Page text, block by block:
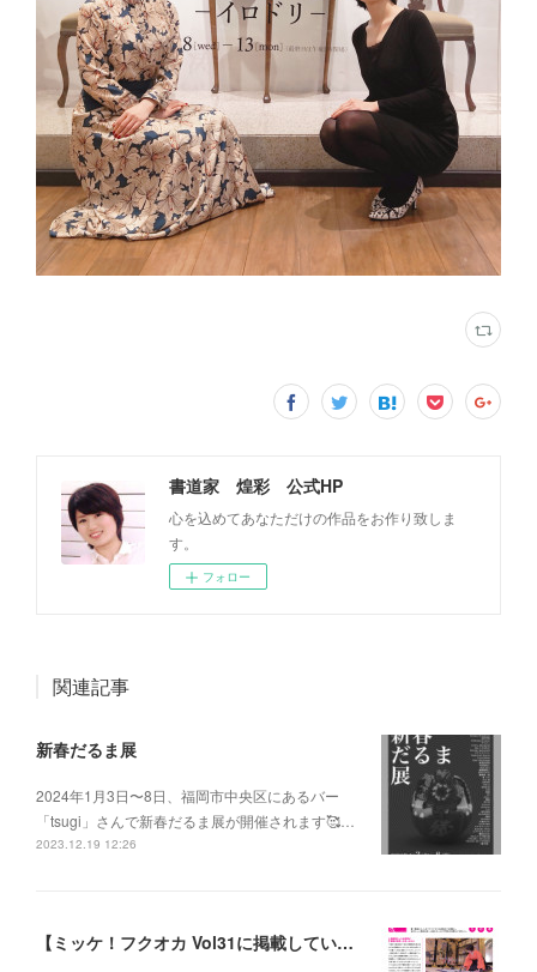
書道家 煌彩 公式HP
心を込めてあなただけの作品をお作り致しま
す。
フォロー
関連記事
新春だるま展
2024年1月3日〜8日、福岡市中央区にあるバー
「tsugi」さんで新春だるま展が開催されます🥰…
2023.12.19 12:26
【ミッケ！フクオカ Vol31に掲載していただきました】